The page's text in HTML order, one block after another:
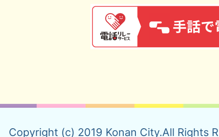
Copyright (c) 2019 Konan City.All Rights